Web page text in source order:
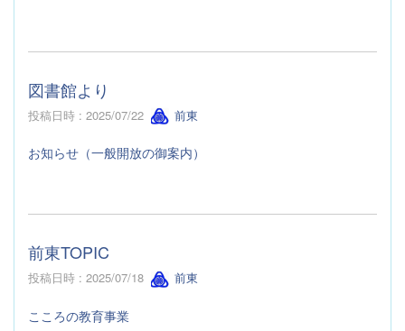
図書館より
投稿日時 : 2025/07/22 前東
お知らせ（一般開放の御案内）
前東TOPIC
投稿日時 : 2025/07/18 前東
こころの教育事業